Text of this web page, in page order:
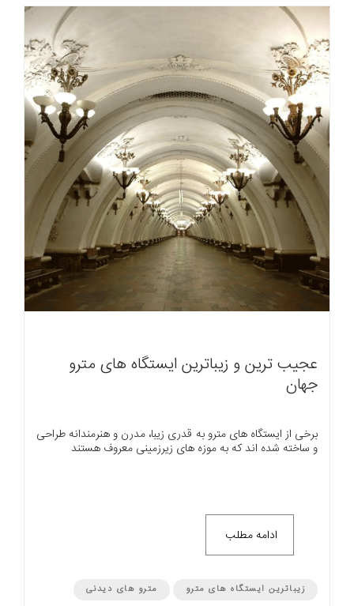
عجیب ترین و زیباترین ایستگاه های مترو
جهان
برخی از ایستگاه های مترو به قدری زیبا، مدرن و هنرمندانه طراحی
و ساخته شده اند که به موزه های زیرزمینی معروف هستند
ادامه مطلب
زیباترین ایستگاه های مترو مترو های دیدنی